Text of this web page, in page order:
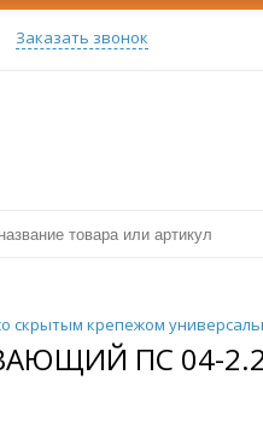
Заказать звонок
скрытым крепежом
ПС 04-